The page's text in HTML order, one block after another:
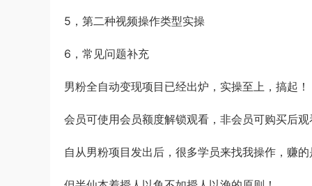
5，第二种视频操作类型实操
6，常见问题补充
男粉全自动变现项目已经出炉，实操至上，搞起！
会员可使用会员额度解锁观看，非会员可购买后观
自从男粉项目发出后，很多学员来找我操作，赚的